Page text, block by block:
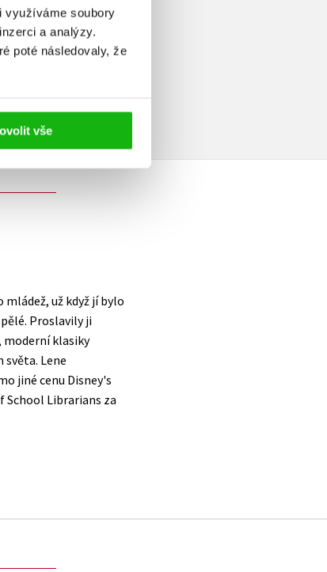
využíváme soubory
a analýzy.
poté následovaly, že
vše
už když jí bylo
Proslavily ji
moderní klasiky
Lene
jiné cenu Disney's
School Librarians za